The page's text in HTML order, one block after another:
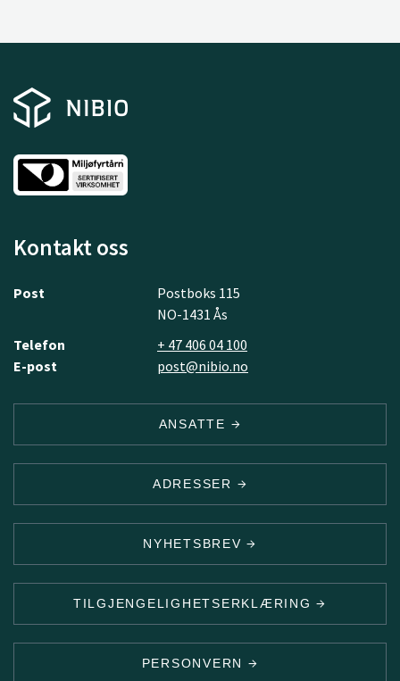
Kontakt oss
Post
Postboks 115
NO-1431 Ås
Telefon
+ 47 406 04 100
E-post
post@nibio.no
ANSATTE
ADRESSER
NYHETSBREV
TILGJENGELIGHETSERKLÆRING
PERSONVERN